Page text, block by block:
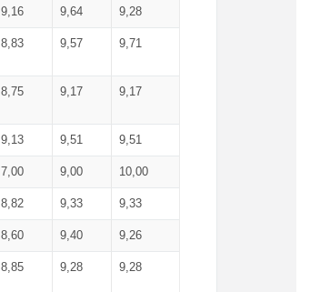
9,16 9,64 9,28
8,83 9,57 9,71
8,75 9,17 9,17
9,13 9,51 9,51
7,00 9,00 10,00
8,82 9,33 9,33
8,60 9,40 9,26
8,85 9,28 9,28